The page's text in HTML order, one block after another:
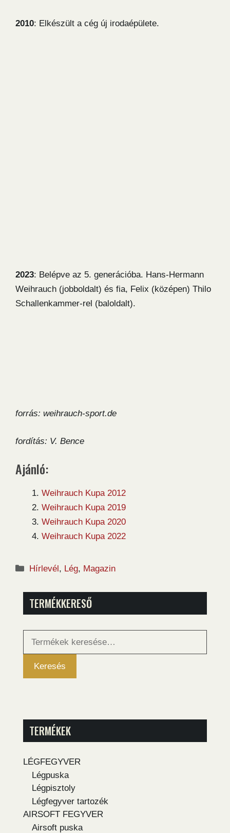
2010: Elkészült a cég új irodaépülete.
2023: Belépve az 5. generációba. Hans-Hermann
Weihrauch (jobboldalt) és fia, Felix (középen) Thilo
Schallenkammer-rel (baloldalt).
forrás: weihrauch-sport.de
fordítás: V. Bence
Ajánló:
Weihrauch Kupa 2012
Weihrauch Kupa 2019
Weihrauch Kupa 2020
Weihrauch Kupa 2022
Kategória
Hírlevél , Lég, Magazin
TERMÉKKERESŐ
következőre:
Keresés
TERMÉKEK
LÉGFEGYVER
Légpuska
Légpisztoly
Légfegyver tartozék
AIRSOFT FEGYVER
Airsoft puska